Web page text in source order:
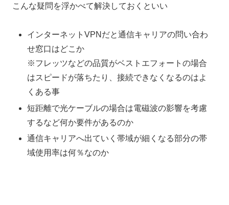
こんな疑問を浮かべて解決しておくといい
インターネットVPNだと通信キャリアの問い合わ
せ窓口はどこか
※フレッツなどの品質がベストエフォートの場合
はスピードが落ちたり、接続できなくなるのはよ
くある事
短距離で光ケーブルの場合は電磁波の影響を考慮
するなど何か要件があるのか
通信キャリアへ出ていく帯域が細くなる部分の帯
域使用率は何％なのか